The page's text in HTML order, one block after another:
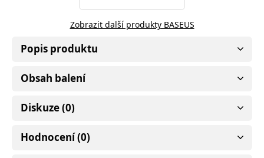
Zobrazit další produkty BASEUS
Popis produktu
Obsah balení
Diskuze (0)
Hodnocení (0)